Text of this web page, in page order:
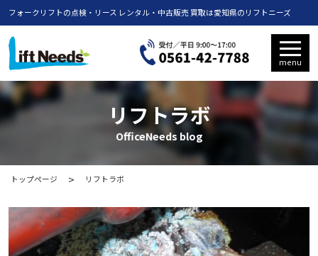
フォークリフトの点検・リース レンタル・中古販売 買取は愛知県のリフトニーズ
menu
リフトラボ
OfficeNeeds blog
トップページ リフトラボ